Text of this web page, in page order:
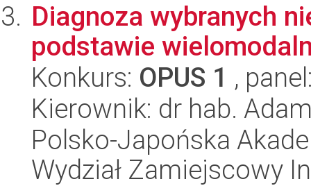
Diagnoza wybranych
podstawie
Konkurs: OPUS 1 ,
Kierownik: dr hab.
Polsko-Japońska
Wydział Zamiejscowy